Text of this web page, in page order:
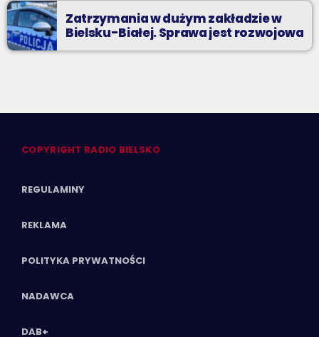
Zatrzymania w dużym zakładzie w
Bielsku-Białej. Sprawa jest rozwojowa
COPYRIGHT RADIO BIELSKO
REGULAMINY
REKLAMA
POLITYKA PRYWATNOŚCI
NADAWCA
DAB+